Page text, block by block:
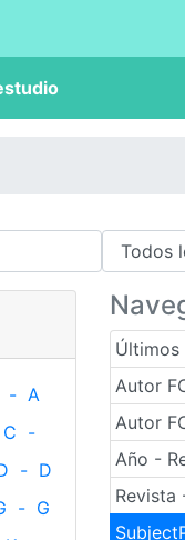
Últimos
Autor
Autor
Año -
Revista
- A
C -
- D
- G